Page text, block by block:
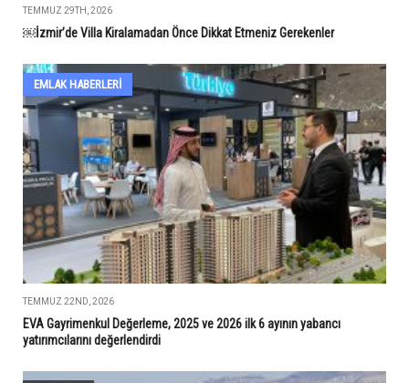
TEMMUZ 29TH, 2026
￼İzmir’de Villa Kiralamadan Önce Dikkat Etmeniz Gerekenler
EMLAK HABERLERI
TEMMUZ 22ND, 2026
EVA Gayrimenkul Değerleme, 2025 ve 2026 ilk 6 ayının yabancı
yatırımcılarını değerlendirdi